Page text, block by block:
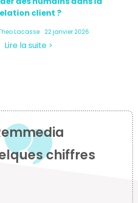
client ?
Lacasse 22 janvier 2026
Lire la suite >
chiffres